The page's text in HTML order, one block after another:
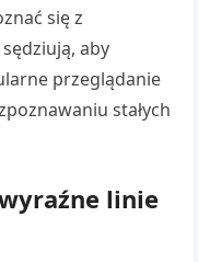
się z
aby
przeglądanie
stałych
linie